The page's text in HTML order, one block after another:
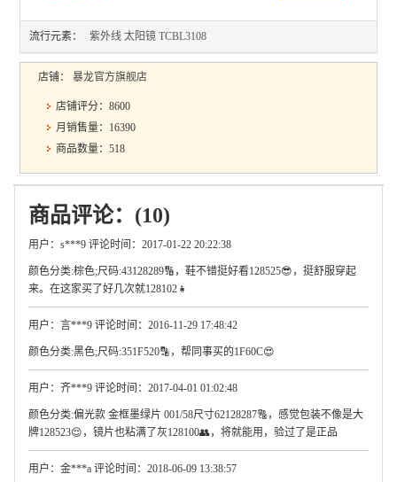
流行元素： 紫外线 太阳镜 TCBL3108
店铺： 暴龙官方旗舰店
店铺评分：8600
月销售量：16390
商品数量：518
商品评论：(10)
用户：s***9 评论时间：2017-01-22 20:22:38
颜色分类:棕色;尺码:43128289🔢，鞋不错挺好看128525😎，挺舒服穿起
来。在这家买了好几次就128102👧
用户：言***9 评论时间：2016-11-29 17:48:42
颜色分类:黑色;尺码:351F520🔡，帮同事买的1F60C😍
用户：齐***9 评论时间：2017-04-01 01:02:48
颜色分类:偏光款 金框墨绿片 001/58尺寸62128287🔠，感觉包装不像是大
牌128523😌，镜片也粘满了灰128100👥，将就能用，验过了是正品
用户：金***a 评论时间：2018-06-09 13:38:57